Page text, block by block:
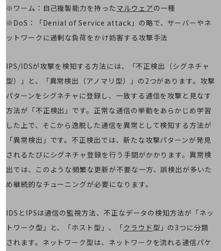
コミュニケーション・情報共有
マーケティング
業務効率化
職場環境整備
地域共創・地方創生
セキュリティ対策
顧客体験（CX）改善
自動化・省電化
人材不足解消
自治体
一次産業
※ワーム：自己複製能力を持ったマルウェアの一種
※DoS：「Denial of Service attack」の略で、サーバーやネ
ットワークに過剰な負荷をかけ妨害する攻撃手法
IPS/IDSが攻撃を検知する方法には、「不正検出（シグネチャ
型）」と、「異常検出（アノマリ型）」の2つがあります。攻撃
パターンをシグネチャに登録し、一致する通信を攻撃と見なす
方法が「不正検出」です。正常な通信の挙動をあらかじめ学習
した上で、そこから逸脱した通信を異常として検知する方法が
「異常検出」です。不正検出では、新たな攻撃パターンが発見
されるたびにシグネチャ登録を行う手間がかかります。異常検
出では、このような頻繁な更新が不要な一方、誤検出が多いた
め継続的なチューニングが必要になります。
IDSとIPSは通信の監視方法、不正なデータの検知方法が「ネッ
トワーク型」と、「ホスト型」、「クラウド 型」の3つに分類
されます。ネットワーク型は、ネットワークを流れる通信パケ